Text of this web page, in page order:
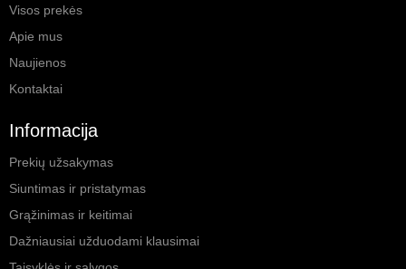
Visos prekės
Apie mus
Naujienos
Kontaktai
Informacija
Prekių užsakymas
Siuntimas ir pristatymas
Grąžinimas ir keitimai
Dažniausiai užduodami klausimai